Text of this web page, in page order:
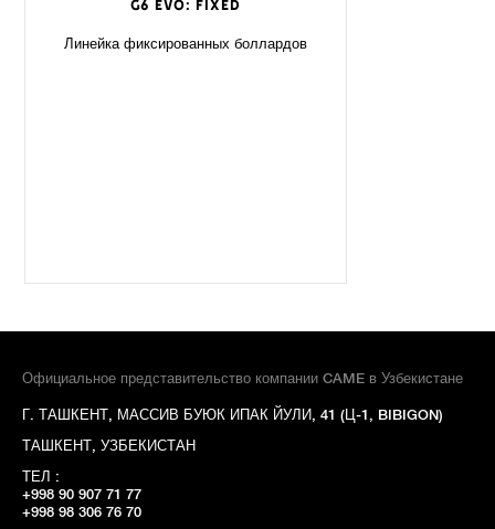
G6 EVO: FIXED
Линейка фиксированных боллардов
Официальное представительство компании CAME в Узбекистане
Г. ТАШКЕНТ, МАССИВ БУЮК ИПАК ЙУЛИ, 41 (Ц-1, BIBIGON)
ТАШКЕНТ, УЗБЕКИСТАН
ТЕЛ :
+998 90 907 71 77
+998 98 306 76 70